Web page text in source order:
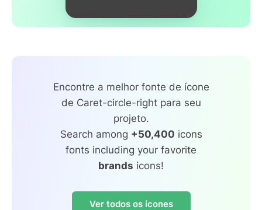
Encontre a melhor fonte de ícone
de Caret-circle-right para seu
projeto.
Search among +50,400 icons
fonts including your favorite
brands icons!
Ver todos os ícones